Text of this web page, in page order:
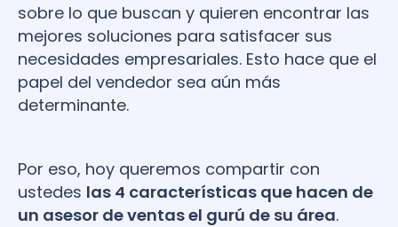
sobre lo que buscan y quieren encontrar las
mejores soluciones para satisfacer sus
necesidades empresariales. Esto hace que el
papel del vendedor sea aún más
determinante.
Por eso, hoy queremos compartir con
ustedes las 4 características que hacen de
un asesor de ventas el gurú de su área.